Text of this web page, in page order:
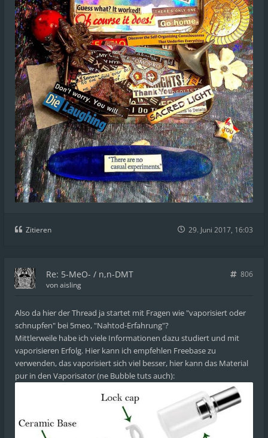
Zitieren 29. Juni 2017, 16:03
Re: 5-MeO- / n,n-DMT
806
vonaisling
Also da hier der Thread ja startet mit Fragen wie "vaporisiert oder
schnupfen" bei 5meo, "Nahtod-Erfahrung"?
Mittlerweile habe ich viele Informationen dazu studiert und mit
vaporisieren Erfolg. Hier kann ich empfehlen Freebase zu
verwenden, das vaporisiert sich viel besser, hier kann das Material
pur in den Vaporisator (ne Bubble tuts auch):